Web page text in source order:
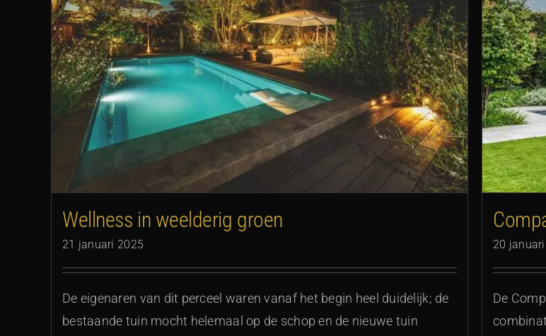
Wellness in weelderig groen
21 januari 2025
De eigenaren van dit perceel waren vanaf het begin heel duidelijk; de
bestaande tuin mocht helemaal op de schop en de nieuwe tuin
Compass Pools XL-lounger van 11,5 meter
20
De